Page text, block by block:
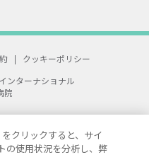
|
クッキーポリシー
ンターナショナル
院
クリックすると、サイ
の使用状況を分析し、弊